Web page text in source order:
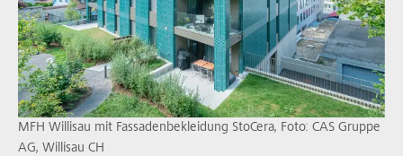
MFH Willisau mit Fassadenbekleidung StoCera, Foto: CAS Gruppe
AG, Willisau CH